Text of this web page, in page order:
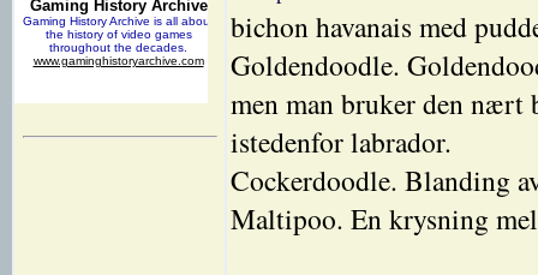
bichon havanais med
Goldendoodle.
men man bruker den nært
istedenfor labrador.
Cockerdoodle. Blanding
Maltipoo. En krysning